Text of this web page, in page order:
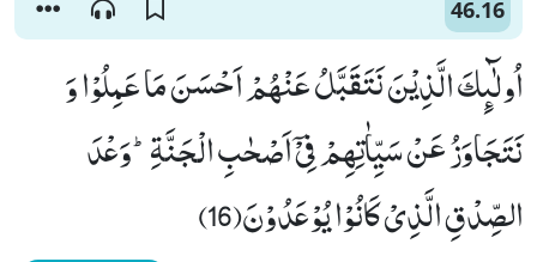
46.16
اُولٰٓىٕكَ الَّذِیْنَ نَتَقَبَّلُ عَنْهُمْ اَحْسَنَ مَا عَمِلُوْا وَ
نَتَجَاوَزُ عَنْ سَیِّاٰتِهِمْ فِیْۤ اَصْحٰبِ الْجَنَّةِؕ-وَعْدَ
الصِّدْقِ الَّذِیْ كَانُوْا یُوْعَدُوْنَ(16)